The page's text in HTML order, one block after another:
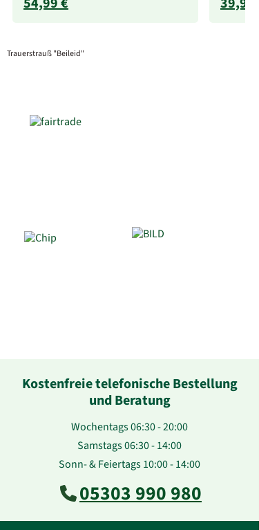
Trauerstrauß "Beileid"
Kostenfreie telefonische Bestellung
und Beratung
Wochentags 06:30 - 20:00
Samstags 06:30 - 14:00
Sonn- & Feiertags 10:00 - 14:00
05303 990 980